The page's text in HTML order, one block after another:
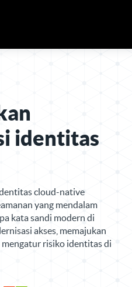
identitas
cloud-native
yang mendalam
kata sandi modern di
akses, memajukan
mengatur risiko identitas di